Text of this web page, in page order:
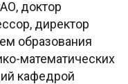
доктор
директор
образования
математических
кафедрой